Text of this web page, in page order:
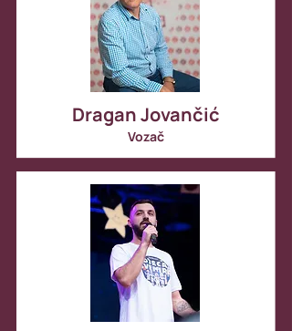
Dragan Jovančić
Vozač